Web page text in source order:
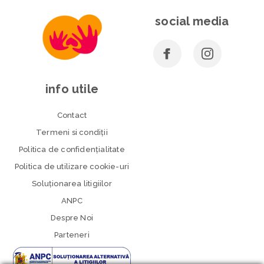
social media
info utile
Contact
Termeni si condiţii
Politica de confidenţialitate
Politica de utilizare cookie-uri
Soluționarea litigiilor
ANPC
Despre Noi
Parteneri